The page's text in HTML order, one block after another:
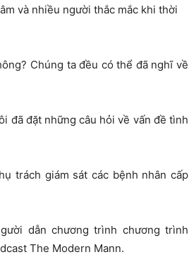
và nhiều người thắc mắc khi thời
Chúng ta đều có thể đã nghĩ về
đã đặt những câu hỏi về vấn đề tình
trách giám sát các bệnh nhân cấp
dẫn chương trình chương trình
The Modern Mann.